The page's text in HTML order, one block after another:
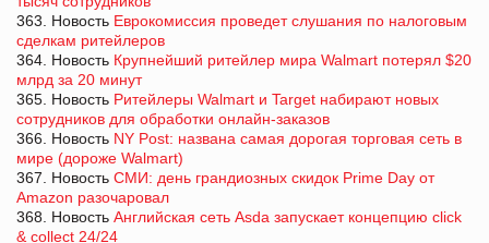
363. Новость Еврокомиссия проведет слушания по налоговым
сделкам ритейлеров
364. Новость Крупнейший ритейлер мира Walmart потерял $20
млрд за 20 минут
365. Новость Ритейлеры Walmart и Target набирают новых
сотрудников для обработки онлайн-заказов
366. Новость NY Post: названа самая дорогая торговая сеть в
мире (дороже Walmart)
367. Новость СМИ: день грандиозных скидок Prime Day от
Amazon разочаровал
368. Новость Английская сеть Asda запускает концепцию click
& collect 24/24